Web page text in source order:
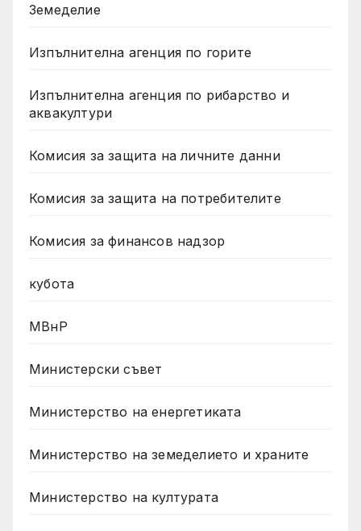
Земеделие
Изпълнителна агенция по горите
Изпълнителна агенция по рибарство и
аквакултури
Комисия за защита на личните данни
Комисия за защита на потребителите
Комисия за финансов надзор
кубота
МВнР
Министерски съвет
Министерство на енергетиката
Министерство на земеделието и храните
Министерство на културата